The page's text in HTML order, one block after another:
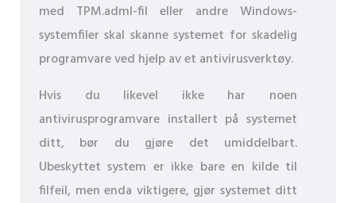
med TPM.adml-fil eller andre Windows-
systemfiler skal skanne systemet for skadelig
programvare ved hjelp av et antivirusverktøy.
Hvis du likevel ikke har noen
antivirusprogramvare installert på systemet
ditt, bør du gjøre det umiddelbart.
Ubeskyttet system er ikke bare en kilde til
filfeil, men enda viktigere, gjør systemet ditt